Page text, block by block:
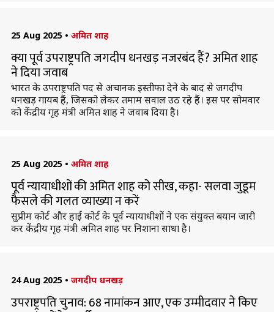
25 Aug 2025 • अमित शाह
क्या पूर्व उपराष्ट्रपति जगदीप धनखड़ नजरबंद हैं? अमित शाह
ने दिया जवाब
भारत के उपराष्ट्रपति पद से अचानक इस्तीफा देने के बाद से जगदीप
धनखड़ गायब हैं, जिसको लेकर तमाम सवाल उठ रहे हैं। इस पर सोमवार
को केंद्रीय गृह मंत्री अमित शाह ने जवाब दिया है।
25 Aug 2025 • अमित शाह
पूर्व न्यायाधीशों की अमित शाह को सीख, कहा- सलवा जुडूम
फैसले की गलत व्याख्या न करें
सुप्रीम कोर्ट और हाई कोर्ट के पूर्व न्यायाधीशों ने एक संयुक्त बयान जारी
कर केंद्रीय गृह मंत्री अमित शाह पर निशाना साधा है।
24 Aug 2025 • जगदीप धनखड़
उपराष्ट्रपति चुनाव: 68 नामांकन आए, एक उम्मीदवार ने किए